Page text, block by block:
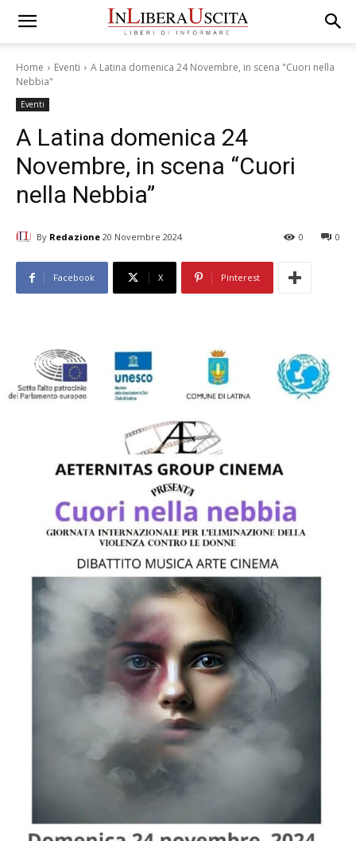
Home Eventi
A Latina domenica 24 Novembre, in scena "Cuori nella
Nebbia"
Eventi
A Latina domenica 24
Novembre, in scena “Cuori
nella Nebbia”
By Redazione 20 Novembre 2024 0
0
Facebook X Pinterest